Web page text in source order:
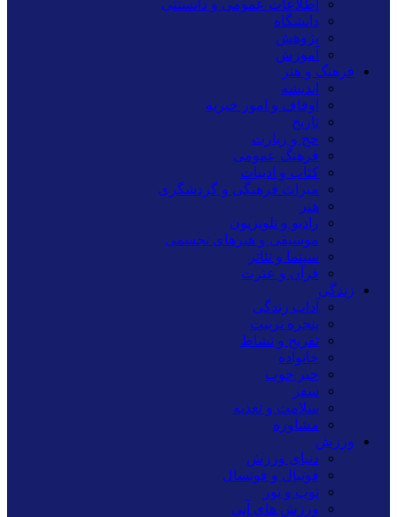
اطلاعات عمومی و دانستنی
دانشگاه
پژوهش
آموزش
فرهنگ و هنر
اندیشه
اوقاف و امور خیریه
تاریخ
حج و زیارت
فرهنگ عمومی
کتاب و ادبیات
میراث فرهنگی و گردشگری
هنر
رادیو و تلویزیون
موسیقی و هنرهای تجسمی
سینما و تئاتر
قرآن و عترت
زندگی
آداب زندگی
پنجره تربیت
تفریح و نشاط
خانواده
خبر خوب
سفر
سلامت و تغذیه
مشاوره
ورزش
دنیای ورزش
فوتبال و فوتسال
توپ و تور
ورزش های آبی